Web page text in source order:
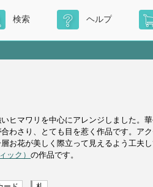
検索 ヘルプ
ヒマワリを中心にアレンジしました。
わさり、とても目を惹く作品です。ア
お花が美しく際立って見えるよう工夫し
ック）の作品です。